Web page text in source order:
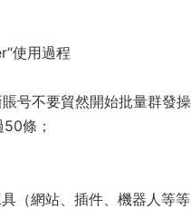
使用過程
号不要貿然開始批量群發操
條；
（網站、插件、機器人等等